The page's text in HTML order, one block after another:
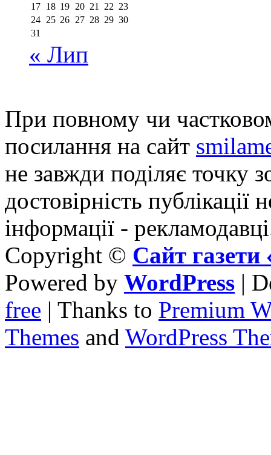
17 18 19 20 21 22 23
24 25 26 27 28 29 30
31
« Лип
При повному чи
посилання на сайт
не завжди поділяє точку
достовірність публікації
інформації -
Copyright © Сайт
Powered by WordPress |
free | Thanks to Premium
Themes and WordPress